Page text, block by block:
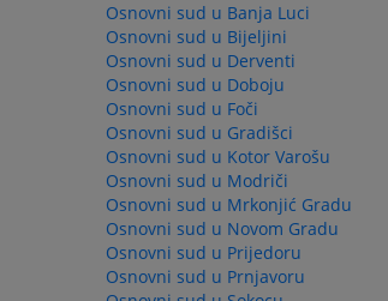
Osnovni sud u Banja Luci
Osnovni sud u Bijeljini
Osnovni sud u Derventi
Osnovni sud u Doboju
Osnovni sud u Foči
Osnovni sud u Gradišci
Osnovni sud u Kotor Varošu
Osnovni sud u Modriči
Osnovni sud u Mrkonjić Gradu
Osnovni sud u Novom Gradu
Osnovni sud u Prijedoru
Osnovni sud u Prnjavoru